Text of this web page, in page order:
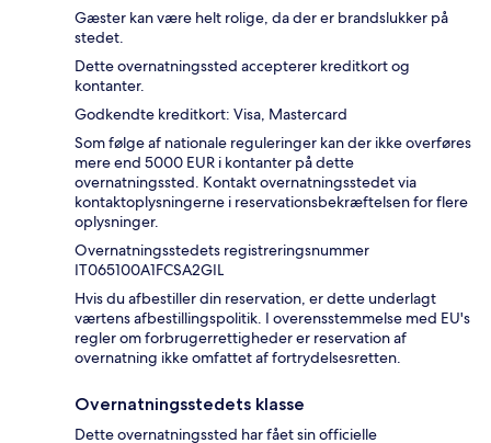
Gæster kan være helt rolige, da der er brandslukker på
stedet.
Dette overnatningssted accepterer kreditkort og
kontanter.
Godkendte kreditkort: Visa, Mastercard
Som følge af nationale reguleringer kan der ikke overføres
mere end 5000 EUR i kontanter på dette
overnatningssted. Kontakt overnatningsstedet via
kontaktoplysningerne i reservationsbekræftelsen for flere
oplysninger.
Overnatningsstedets registreringsnummer
IT065100A1FCSA2GIL
Hvis du afbestiller din reservation, er dette underlagt
værtens afbestillingspolitik. I overensstemmelse med EU's
regler om forbrugerrettigheder er reservation af
overnatning ikke omfattet af fortrydelsesretten.
Overnatningsstedets klasse
Dette overnatningssted har fået sin officielle